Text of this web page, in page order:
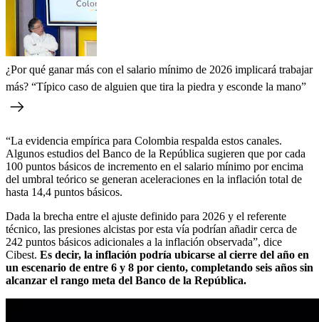
¿Por qué ganar más con el salario mínimo de 2026 implicará trabajar
más? “Típico caso de alguien que tira la piedra y esconde la mano”
“La evidencia empírica para Colombia respalda estos canales.
Algunos estudios del Banco de la República sugieren que por cada
100 puntos básicos de incremento en el salario mínimo por encima
del umbral teórico se generan aceleraciones en la inflación total de
hasta 14,4 puntos básicos.
Dada la brecha entre el ajuste definido para 2026 y el referente
técnico, las presiones alcistas por esta vía podrían añadir cerca de
242 puntos básicos adicionales a la inflación observada”, dice
Cibest. Es decir, la inflación podría ubicarse al cierre del año en
un escenario de entre 6 y 8 por ciento, completando seis años sin
alcanzar el rango meta del Banco de la República.